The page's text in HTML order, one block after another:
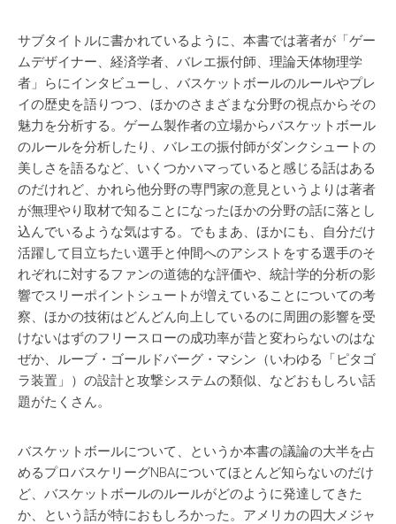
サブタイトルに書かれているように、本書では著者が「ゲー
ムデザイナー、経済学者、バレエ振付師、理論天体物理学
者」らにインタビューし、バスケットボールのルールやプレ
イの歴史を語りつつ、ほかのさまざまな分野の視点からその
魅力を分析する。ゲーム製作者の立場からバスケットボール
のルールを分析したり、バレエの振付師がダンクシュートの
美しさを語るなど、いくつかハマっていると感じる話はある
のだけれど、かれら他分野の専門家の意見というよりは著者
が無理やり取材で知ることになったほかの分野の話に落とし
込んでいるような気はする。でもまあ、ほかにも、自分だけ
活躍して目立ちたい選手と仲間へのアシストをする選手のそ
れぞれに対するファンの道徳的な評価や、統計学的分析の影
響でスリーポイントシュートが増えていることについての考
察、ほかの技術はどんどん向上しているのに周囲の影響を受
けないはずのフリースローの成功率が昔と変わらないのはな
ぜか、ルーブ・ゴールドバーグ・マシン（いわゆる「ピタゴ
ラ装置」）の設計と攻撃システムの類似、などおもしろい話
題がたくさん。
バスケットボールについて、というか本書の議論の大半を占
めるプロバスケリーグNBAについてほとんど知らないのだけ
ど、バスケットボールのルールがどのように発達してきた
か、という話が特におもしろかった。アメリカの四大メジャ